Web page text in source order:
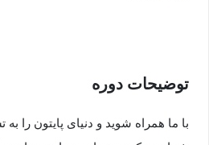
توضیحات دوره
با ما همراه شوید و دنیای پایتون